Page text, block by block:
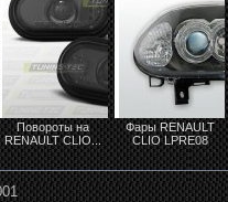
Повороты на
RENAULT CLIO...
Фары RENAULT
CLIO LPRE08